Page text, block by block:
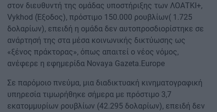
στον διευθυντή της ομάδας υποστήριξης των ΛΟΑΤΚΙ+,
Vykhod (Έξοδος), πρόστιμο 150.000 ρουβλίων( 1.725
δολαρίων), επειδή η ομάδα δεν αυτοπροσδιορίστηκε σε
ανάρτησή της στα μέσα κοινωνικής δικτύωσης ως
«ξένος πράκτορας», όπως απαιτεί ο νέος νόμος,
ανέφερε η εφημερίδα Novaya Gazeta.Europe
Σε παρόμοιο πνεύμα, μια διαδικτυακή κινηματογραφική
υπηρεσία τιμωρήθηκε σήμερα με πρόστιμο 3,7
εκατομμυρίων ρουβλίων (42.295 δολαρίων), επειδή δεν